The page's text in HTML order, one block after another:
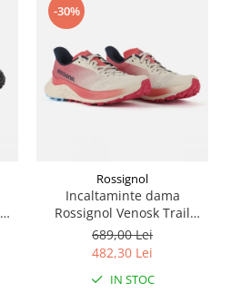
-30%
Rossignol
Incaltaminte dama
Rossignol Venosk Trail
Running - Sand pink
689,00 Lei
482,30 Lei
IN STOC